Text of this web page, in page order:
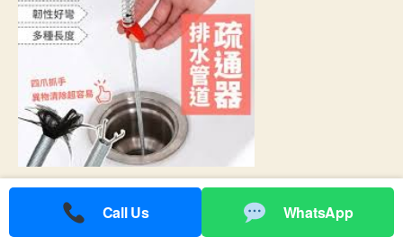
天花板漏水, 天花板漏水打针 專業漏水侦测, 浴缸防水
水修补, 緊急防水, 防水打針, 防水與風水,防水防
Call Us WhatsApp